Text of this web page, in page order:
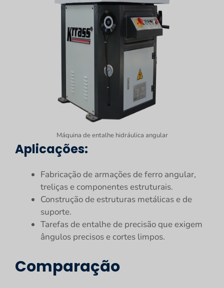
Máquina de entalhe hidráulica angular
Aplicações:
Fabricação de armações de ferro angular,
treliças e componentes estruturais.
Construção de estruturas metálicas e de
suporte.
Tarefas de entalhe de precisão que exigem
ângulos precisos e cortes limpos.
Comparação